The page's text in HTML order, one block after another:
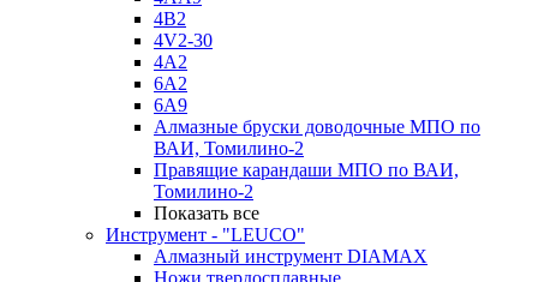
4B2
4V2-30
4А2
6A2
6A9
Алмазные бруски доводочные МПО по
ВАИ, Томилино-2
Правящие карандаши МПО по ВАИ,
Томилино-2
Показать все
Инструмент - "LEUCO"
Алмазный инструмент DIAMAX